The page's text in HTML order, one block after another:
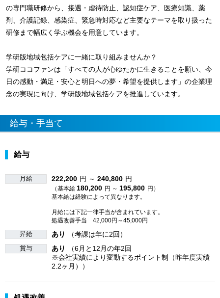
の専門職研修から、接遇・虐待防止、認知症ケア、医療知識、薬
剤、介護記録、感染症、緊急時対応など主要なテーマを取り扱った
研修まで幅広く学ぶ機会を用意しています。
学研版地域包括ケアに一緒に取り組みませんか？
学研ココファンは「すべての人が心ゆたかに生きることを願い、今
日の感動・満足・安心と明日への夢・希望を提供します」の企業理
念の実現に向け、学研版地域包括ケアを推進しています。
給与・手当て
給与
月給 222,200 円 ～ 240,800 円
（基本給 180,200 円 ～ 195,800 円）
基本給は経験によって異なります。
月給には下記一律手当が含まれています。
処遇改善手当 42,000円～45,000円
昇給 あり （考課は年に2回）
賞与 あり
（6月と12月の年2回
※会社実績により変動するポイント制（昨年度実績
2.2ヶ月））